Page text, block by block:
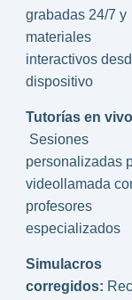
grabadas 24/7 y
materiales
interactivos
dispositivo
Tutorías en
Sesiones
personalizadas
videollamada
profesores
especializados
Simulacros
corregidos: